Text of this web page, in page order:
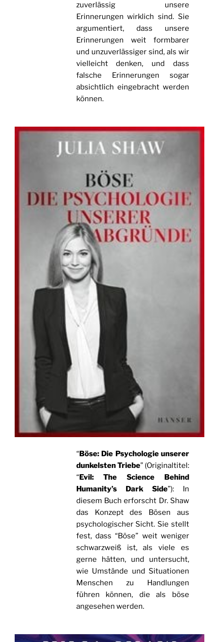
zuverlässig unsere
Erinnerungen wirklich sind. Sie
argumentiert, dass unsere
Erinnerungen weit formbarer
und unzuverlässiger sind, als wir
vielleicht denken, und dass
falsche Erinnerungen sogar
absichtlich eingebracht werden
können.
“Böse: Die Psychologie unserer
dunkelsten Triebe” (Originaltitel:
“Evil: The Science Behind
Humanity’s Dark Side”): In
diesem Buch erforscht Dr. Shaw
das Konzept des Bösen aus
psychologischer Sicht. Sie stellt
fest, dass “Böse” weit weniger
schwarzweiß ist, als viele es
gerne hätten, und untersucht,
wie Umstände und Situationen
Menschen zu Handlungen
führen können, die als böse
angesehen werden.